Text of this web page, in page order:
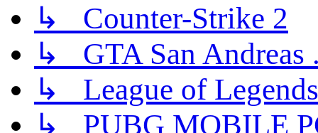
↳ Counter-Strike 2
↳ GTA San Andreas
↳ League of Legends
↳ PUBG MOBILE